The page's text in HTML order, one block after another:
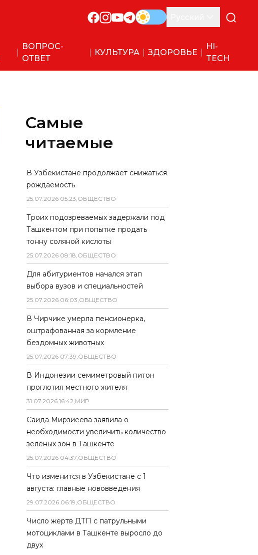
ВОПРОС-
ОТВЕТ
КУЛЬТУРА ЗДОРОВЬЕ
HI-
TECH
Самые
читаемые
В Узбекистане продолжает снижаться
рождаемость
25.07.2026 05:23,ОБЩЕСТВО
Троих подозреваемых задержали под
Ташкентом при попытке продать
тонну соляной кислоты
25.07.2026 08:18,ОБЩЕСТВО
Для абитуриентов начался этап
выбора вузов и специальностей
25.07.2026 06:03,ОБЩЕСТВО
В Чирчике умерла пенсионерка,
оштрафованная за кормление
бездомных животных
25.07.2026 07:39,ОБЩЕСТВО
В Индонезии семиметровый питон
проглотил местного жителя
31.07.2026 16:42,МИР
Саида Мирзиёева заявила о
необходимости увеличить количество
зелёных зон в Ташкенте
25.07.2026 04:37,ОБЩЕСТВО
Что изменится в Узбекистане с 1
августа: главные нововведения
29.07.2026 06:19,ОБЩЕСТВО
Число жертв ДТП с патрульными
мотоциклами в Ташкенте выросло до
двух